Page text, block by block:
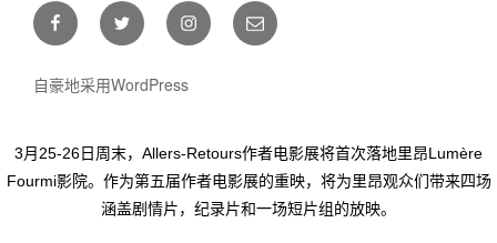
FacebookTwitter InstagramE-
mail
自豪地采用WordPress
3月25-26日周末，Allers-Retours作者电影展将首次落地里昂Lumère
Fourmi影院。作为第五届作者电影展的重映，将为里昂观众们带来四场
涵盖剧情片，纪录片和一场短片组的放映。